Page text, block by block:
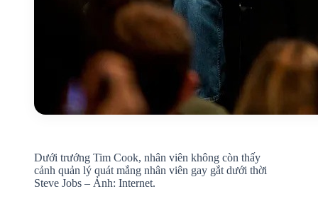
Dưới trướng Tim Cook, nhân viên không còn thấy
cảnh quản lý quát mắng nhân viên gay gắt dưới thời
Steve Jobs – Ảnh: Internet.